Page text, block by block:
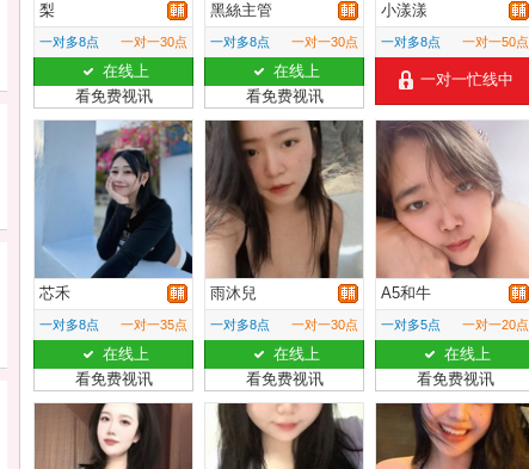
梨
一对多8点 一对一30点
在线上
看免费视讯
黑絲主管
一对多8点 一对一30点
在线上
看免费视讯
小漾漾
一对多8点 一对一50点
一对一忙线中
芯禾
一对多8点 一对一35点
在线上
看免费视讯
雨沐兒
一对多8点 一对一30点
在线上
看免费视讯
A5和牛
一对多5点 一对一20点
在线上
看免费视讯